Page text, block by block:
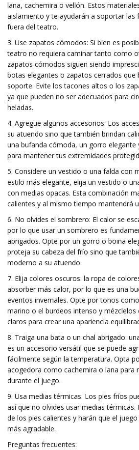
lana, cachemira o vellón. Estos
aislamiento y te ayudarán a soportar las
fuera del teatro.
3. Use zapatos cómodos: Si bien es
teatro no requiera caminar tanto como
zapatos cómodos siguen siendo
botas elegantes o zapatos cerrados que
soporte. Evite los tacones altos o los
ya que pueden no ser adecuados para
heladas.
4. Agregue algunos accesorios: Los
su atuendo sino que también brindan
una bufanda cómoda, un gorro elegante
para mantener tus extremidades
5. Considere un vestido o una falda con
estilo más elegante, elija un vestido o
con medias opacas. Esta combinación
calientes y al mismo tiempo mantendrá
6. No olvides el sombrero: El calor se
por lo que usar un sombrero es
abrigados. Opte por un gorro o boina
proteja su cabeza del frío sino que
moderno a su atuendo.
7. Elija colores oscuros: la ropa de
absorber más calor, por lo que es una
eventos invernales. Opte por tonos
marino o el burdeos intenso y mézclelos
claros para crear una apariencia
8. Traiga una bata o un chal abrigado:
es un accesorio versátil que se puede
fácilmente según la temperatura. Opta
acogedora como cachemira o lana para
durante el juego.
9. Usa medias térmicas: Los pies fríos
así que no olvides usar medias
de los pies calientes y harán que el
más agradable.
Preguntas frecuentes: